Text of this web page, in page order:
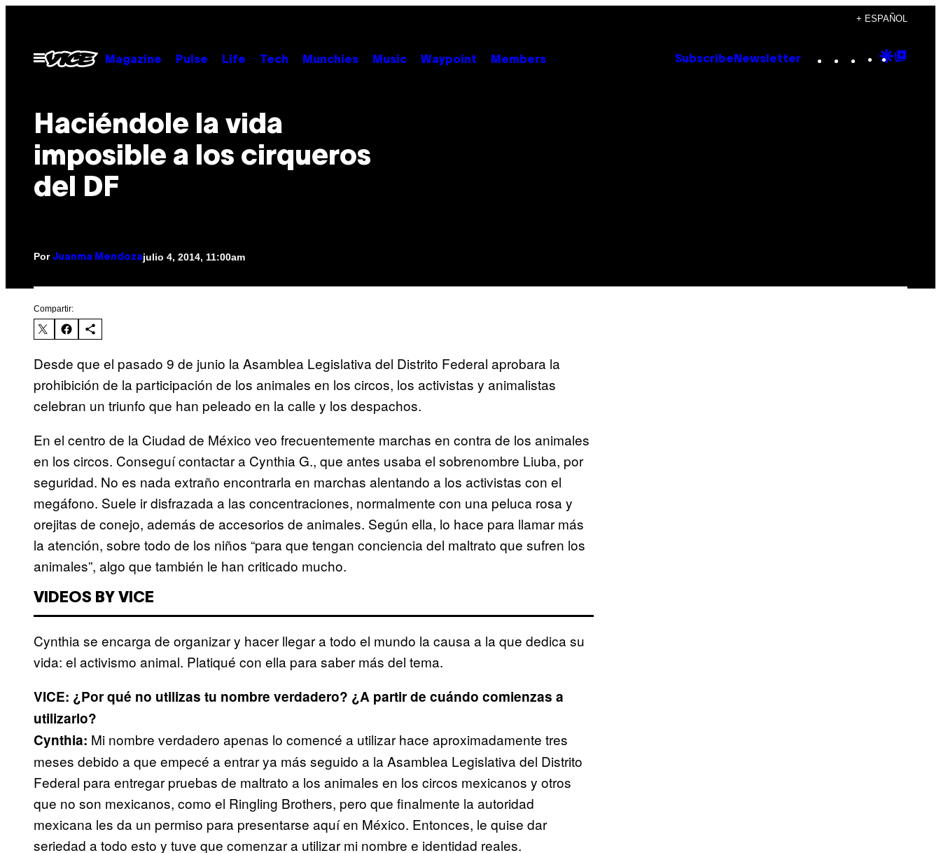
contenido
+ ESPAÑOL
Abrir
Menú
Magazine Pulse Life Tech Munchies Music Waypoint Members Subscribe Newsletter Instagram
TikTok
YouTube
Google
Haciéndole la vida
imposible a los cirqueros
del DF
Por Juanma Mendozajulio 4, 2014, 11:00am
Compartir:
Desde que el pasado 9 de junio la Asamblea Legislativa del Distrito Federal aprobara la
prohibición de la participación de los animales en los circos, los activistas y animalistas
celebran un triunfo que han peleado en la calle y los despachos.
En el centro de la Ciudad de México veo frecuentemente marchas en contra de los animales
en los circos. Conseguí contactar a Cynthia G., que antes usaba el sobrenombre Liuba, por
seguridad. No es nada extraño encontrarla en marchas alentando a los activistas con el
megáfono. Suele ir disfrazada a las concentraciones, normalmente con una peluca rosa y
orejitas de conejo, además de accesorios de animales. Según ella, lo hace para llamar más
la atención, sobre todo de los niños “para que tengan conciencia del maltrato que sufren los
animales”, algo que también le han criticado mucho.
VIDEOS BY VICE
Cynthia se encarga de organizar y hacer llegar a todo el mundo la causa a la que dedica su
vida: el activismo animal. Platiqué con ella para saber más del tema.
VICE: ¿Por qué no utilizas tu nombre verdadero? ¿A partir de cuándo comienzas a
utilizarlo?
Cynthia: Mi nombre verdadero apenas lo comencé a utilizar hace aproximadamente tres
meses debido a que empecé a entrar ya más seguido a la Asamblea Legislativa del Distrito
Federal para entregar pruebas de maltrato a los animales en los circos mexicanos y otros
que no son mexicanos, como el Ringling Brothers, pero que finalmente la autoridad
mexicana les da un permiso para presentarse aquí en México. Entonces, le quise dar
seriedad a todo esto y tuve que comenzar a utilizar mi nombre e identidad reales.